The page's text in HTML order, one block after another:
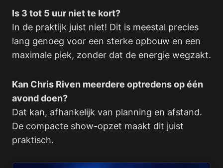
Is 3 tot 5 uur niet te kort?
In de praktijk juist niet! Dit is meestal precies
lang genoeg voor een sterke opbouw en een
maximale piek, zonder dat de energie wegzakt.
Kan Chris Riven meerdere optredens op één
avond doen?
Dat kan, afhankelijk van planning en afstand.
De compacte show-opzet maakt dit juist
praktisch.